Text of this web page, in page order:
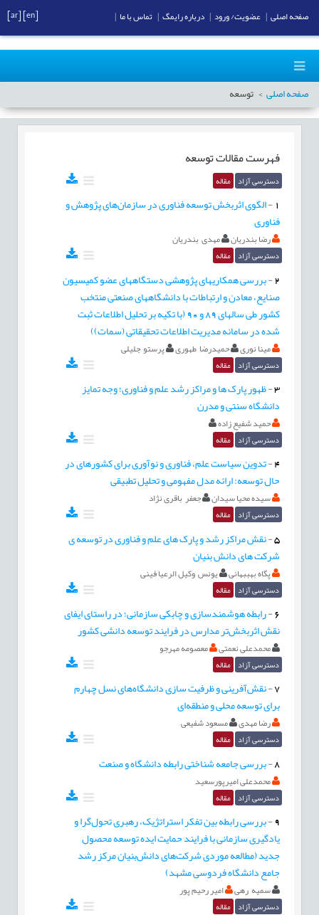
صفحه اصلی توسعه
فهرست مقالاتتوسعه
دسترسی آزاد مقاله
-الگوی اثربخش توسعه فناوری در سازمان‌های پژوهش و
فناوری
رضا بندریان مهدی بندریان
دسترسی آزاد مقاله
2
-بررسی همکاریهای پژوهشی دستگاههای عضو کمیسیون
صنایع، معادن و ارتباطات با دانشگاههای صنعتی منتخب
کشور طی سالهای 89 و 90 (با تکیه بر تحلیل اطلاعات ثبت
شده در سامانه مدیریت اطلاعات تحقیقاتی (سمات))
مینا نوری حمیدرضا طهوری پرستو جلیلی
دسترسی آزاد مقاله
3
-ظهور پارک ها و مراکز رشد علم و فناوری؛ وجه تمایز
دانشگاه سنتی و مدرن
حمید شفیع زاده
دسترسی آزاد مقاله
4
-تدوین سیاست علم، فناوری و نوآوری برای کشورهای در
حال توسعه: ارائه مدل مفهومی و تحلیل تطبیقی
سیده محیا سیدان جعفر باقری نژاد
دسترسی آزاد مقاله
5
-نقش مراکز رشد و پارک های علم و فناوری در توسعه ی
شرکت های دانش بنیان
پگاه بهببهانی یونس وکیل الرعیا فینی
دسترسی آزاد مقاله
6
-رابطه هوشمندسازی و چابکی سازمانی؛ در راستای ایفای
نقش اثربخش‌تر‌‌ مدارس در فرایند توسعه دانشی کشور
محمدعلی نعمتی معصومه مهرجو
دسترسی آزاد مقاله
7
-نقش‌آفرینی و ظرفیت سازی دانشگاه‌های نسل چهارم
برای توسعه محلی و منطقه‌ای
رضا مهدی مسعود شفیعی
دسترسی آزاد مقاله
8
-بررسی جامعه شناختی رابطه دانشگاه و صنعت
محمدعلی امیرپورسعید
دسترسی آزاد مقاله
9
-بررسی رابطه بین تفکر استراتژیک، رهبری تحول‌گرا و
یادگیری سازمانی با فرایند حمایت ایده توسعه محصول
جدید (مطالعه موردی شرکت‌های دانش‌بنیان مرکز رشد
جامع دانشگاه فردوسی مشهد)
سمیه رهی امیر رحیم پور
دسترسی آزاد مقاله
صفحه اصلی عضویت/ ورود درباره رایمگ تماس با ما [ar]